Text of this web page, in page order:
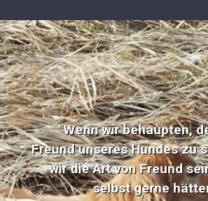
"Wenn wir behaupten,
Freund unseres Hundes zu
wir die Art von Freund
selbst gerne